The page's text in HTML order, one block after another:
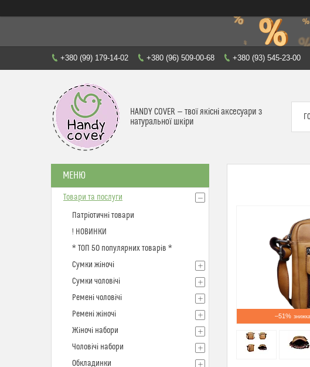
+380 (99) 179-14-02 +380 (96) 509-00-68 +380 (93) 545-23-00
HANDY COVER — твої якісні аксесуари з
натуральної шкіри
–51%
Товари та послуги
Патріотичні товари
! НОВИНКИ
* ТОП 50 популярних товарів *
Сумки жіночі
Сумки чоловічі
Ремені чоловічі
Ремені жіночі
Жіночі набори
Чоловічі набори
Обкладинки